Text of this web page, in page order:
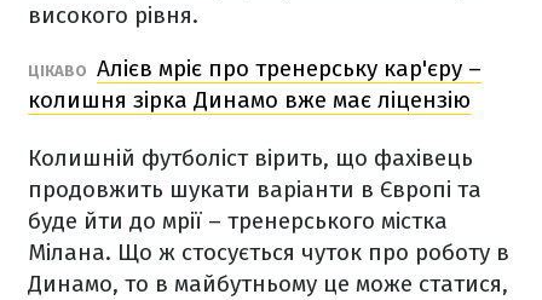
високого рівня.
ЦІКАВО Алієв мріє про тренерську кар'єру –
колишня зірка Динамо вже має ліцензію
Колишній футболіст вірить, що фахівець
продовжить шукати варіанти в Європі та
буде йти до мрії – тренерського містка
Мілана. Що ж стосується чуток про роботу в
Динамо, то в майбутньому це може статися,